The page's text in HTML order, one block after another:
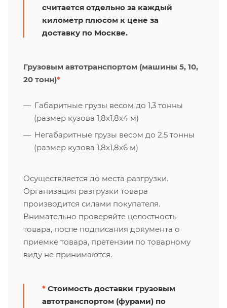
считается отдельно за каждый
километр плюсом к цене за
доставку по Москве.
Грузовым автотранспортом (машины 5, 10,
20 тонн)*
Габаритные грузы весом до 1,3 тонны
(размер кузова 1,8х1,8х4 м)
Негабаритные грузы весом до 2,5 тонны
(размер кузова 1,8х1,8х6 м)
Осуществляется до места разгрузки.
Организация разгрузки товара
производится силами покупателя.
Внимательно проверяйте целостность
товара, после подписания документа о
приемке товара, претензии по товарному
виду не принимаются.
* Стоимость доставки грузовым
автотранспортом (фурами) по